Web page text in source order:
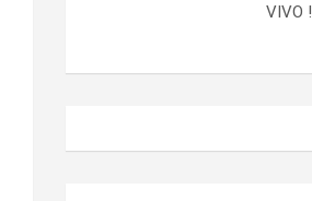
VIVO !